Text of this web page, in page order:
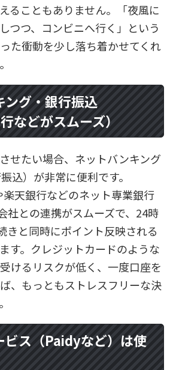
ることもありません。「夜風に
つつ、コンビニへ行く」という
た衝動を少し落ち着かせてくれ
ング・銀行振込
などがスムーズ）
せたい場合、ネットバンキング
込）が非常に便利です。
天銀行などのネット専業銀行
社との連携がスムーズで、24時
きと同時にポイント反映される
す。クレジットカードのような
けるリスクが低く、一度口座を
、もっともストレスフリーな決
ビス（Paidyなど）は使